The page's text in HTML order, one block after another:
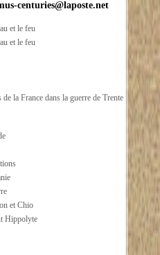
et le feu
et le feu
la France dans la guerre de Trente
et Chio
Hippolyte
centuries@laposte.net